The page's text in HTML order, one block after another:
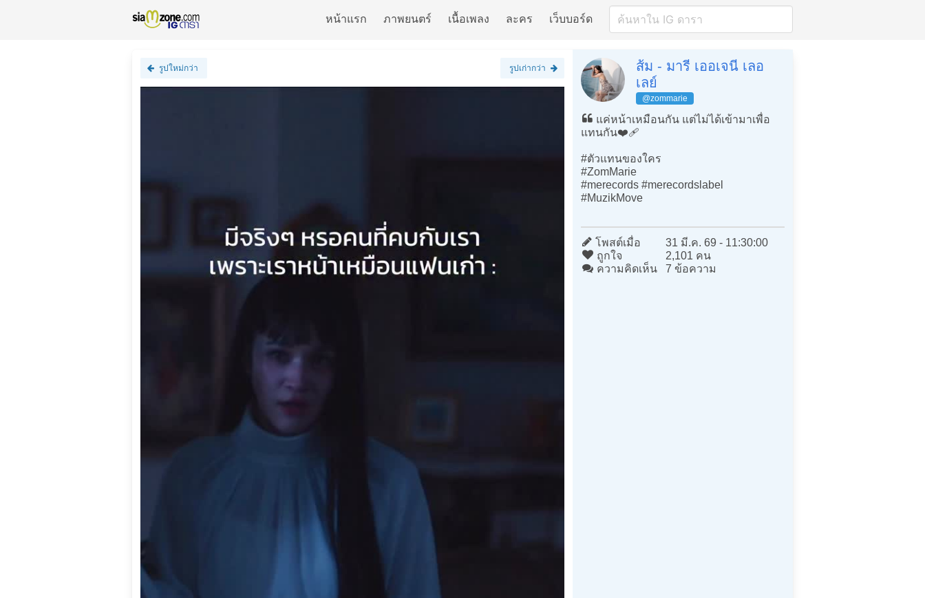
หน้าแรก ภาพยนตร์ เนื้อเพลง ละคร เว็บบอร์ด
รูปใหม่กว่า รูปเก่ากว่า
ส้ม - มารี เออเจนี เลอ
เลย์
@zommarie
แค่หน้าเหมือนกัน แต่ไม่ได้เข้ามาเพื่อ
แทนกัน❤️‍🩹
#ตัวแทนของใคร
#ZomMarie
#merecords #merecordslabel
#MuzikMove
โพสต์เมื่อ
31 มี.ค. 69 - 11:30:00
ถูกใจ
2,101 คน
ความคิดเห็น
7 ข้อความ